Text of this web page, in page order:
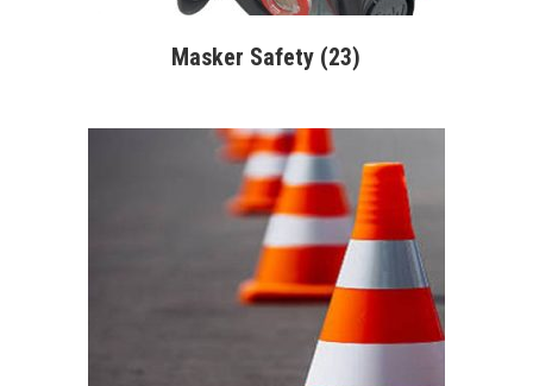
Masker Safety (23)